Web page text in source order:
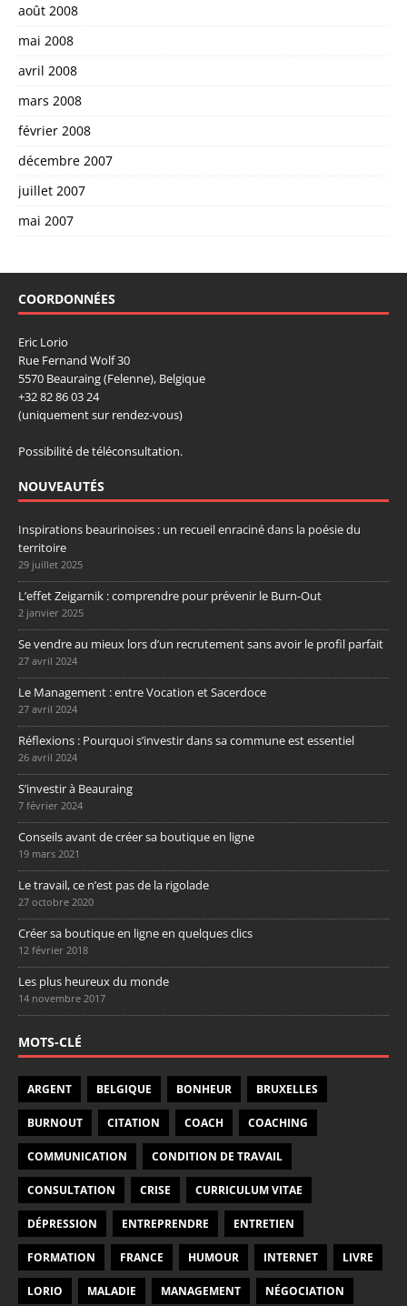
août 2008
mai 2008
avril 2008
mars 2008
février 2008
décembre 2007
juillet 2007
mai 2007
COORDONNÉES
Eric Lorio
Rue Fernand Wolf 30
5570 Beauraing (Felenne), Belgique
+32 82 86 03 24
(uniquement sur rendez-vous)
Possibilité de téléconsultation.
NOUVEAUTÉS
Inspirations beaurinoises : un recueil enraciné dans la poésie du
territoire
29 juillet 2025
L’effet Zeigarnik : comprendre pour prévenir le Burn-Out
2 janvier 2025
Se vendre au mieux lors d’un recrutement sans avoir le profil parfait
27 avril 2024
Le Management : entre Vocation et Sacerdoce
27 avril 2024
Réflexions : Pourquoi s’investir dans sa commune est essentiel
26 avril 2024
S’investir à Beauraing
7 février 2024
Conseils avant de créer sa boutique en ligne
19 mars 2021
Le travail, ce n’est pas de la rigolade
27 octobre 2020
Créer sa boutique en ligne en quelques clics
12 février 2018
Les plus heureux du monde
14 novembre 2017
MOTS-CLÉ
ARGENT BELGIQUE BONHEUR BRUXELLES
BURNOUT CITATION COACH COACHING
COMMUNICATION CONDITION DE TRAVAIL
CONSULTATION CRISE CURRICULUM VITAE
DÉPRESSION ENTREPRENDRE ENTRETIEN
FORMATION FRANCE HUMOUR INTERNET LIVRE
LORIO MALADIE MANAGEMENT NÉGOCIATION